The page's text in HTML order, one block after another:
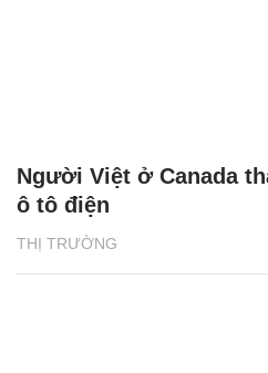
THỊ TRƯỜNG
Người Việt ở Canada
ô tô điện